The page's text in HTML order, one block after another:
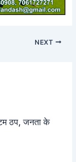
NEXT
ठप, जनता के